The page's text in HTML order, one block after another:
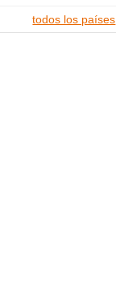
todos los países